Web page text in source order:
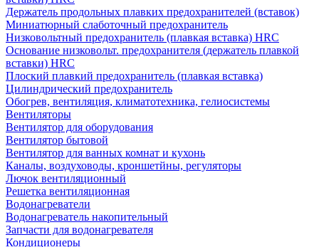
Держатель продольных плавких предохранителей (вставок)
Миниатюрный слаботочный предохранитель
Низковольтный предохранитель (плавкая вставка) HRC
Основание низковольт. предохранителя (держатель плавкой
вставки) HRC
Плоский плавкий предохранитель (плавкая вставка)
Цилиндрический предохранитель
Обогрев, вентиляция, климатотехника, гелиосистемы
Вентиляторы
Вентилятор для оборудования
Вентилятор бытовой
Вентилятор для ванных комнат и кухонь
Каналы, воздуховоды, кроншетйны, регуляторы
Лючок вентиляционный
Решетка вентиляционная
Водонагреватели
Водонагреватель накопительный
Запчасти для водонагревателя
Кондиционеры